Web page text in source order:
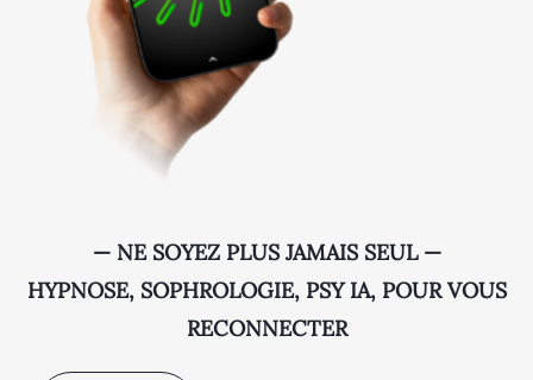
— NE SOYEZ PLUS JAMAIS SEUL —
HYPNOSE, SOPHROLOGIE, PSY IA, POUR VOUS
RECONNECTER